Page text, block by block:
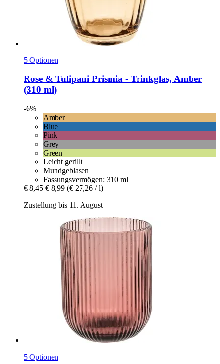
5 Optionen
Rose & Tulipani Prismia -​ Trinkglas, Amber
(310 ml)
-6%
Amber
Blue
Pink
Grey
Green
Leicht gerillt
Mundgeblasen
Fassungsvermögen: 310 ml
€ 8,45 € 8,99 (€ 27,26 / l)
Zustellung bis 11. August
5 Optionen